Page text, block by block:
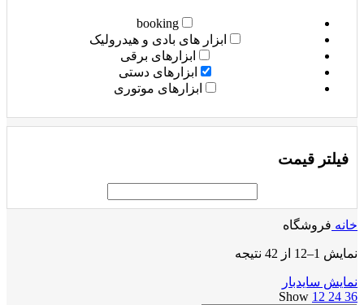
booking
ابزار های بادی و هیدرولیک
ابزارهای برقی
ابزارهای دستی
ابزارهای موتوری
فیلتر قیمت
خانه فروشگاه
نمایش 1–12 از 42 نتیجه
نمایش سایدبار
Show 12 24 36